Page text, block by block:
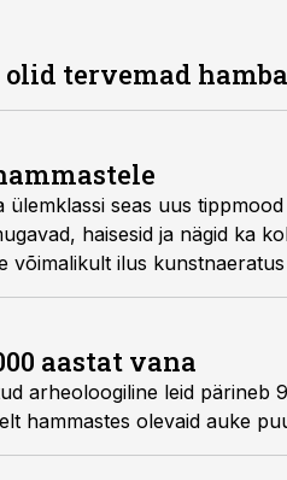
tervemad
ülemklassi seas uus
haisesid ja nägid ka
võimalikult ilus
mõrvaga.
aastat vana
arheoloogiline leid pärineb
hammastes olevaid auke